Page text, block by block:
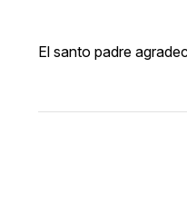
El santo padre